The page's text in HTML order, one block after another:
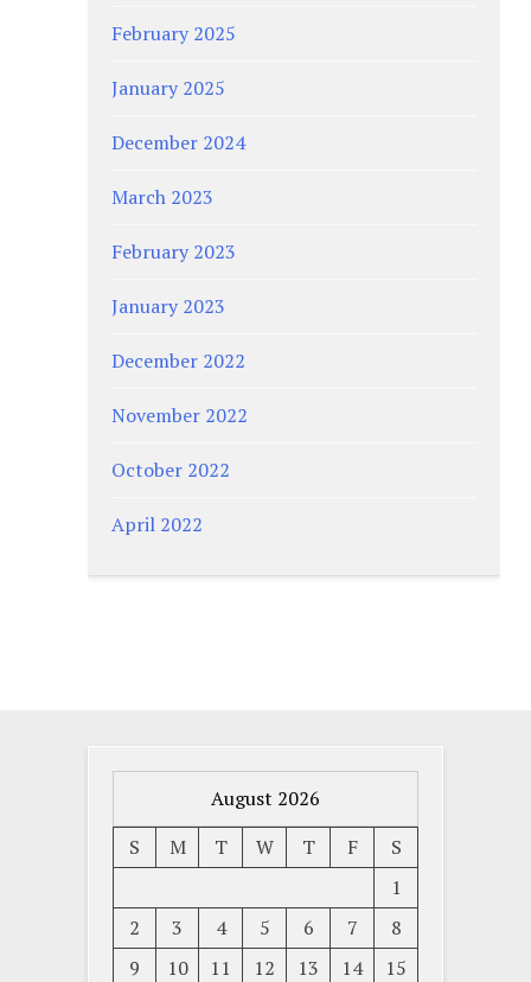
February 2025
January 2025
December 2024
March 2023
February 2023
January 2023
December 2022
November 2022
October 2022
April 2022
August 2026
S
M T W T F
S
1
2
3 4 5 6 7
8
9
10 11 12 13 14 15